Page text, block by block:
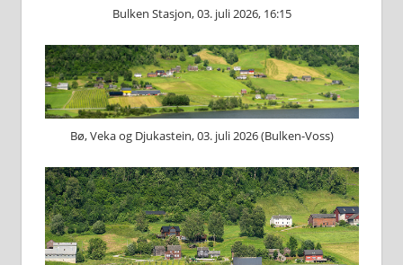
Bulken Stasjon, 03. juli 2026, 16:15
Bø, Veka og Djukastein, 03. juli 2026 (Bulken-Voss)